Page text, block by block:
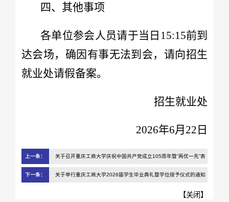
四、其他事项
各单位参会人员请于当日15:15前到
达会场，确因有事无法到会，请向招生
就业处请假备案。
招生就业处
2026年6月22日
上一条： 关于召开重庆工商大学庆祝中国共产党成立105周年暨“两优一先”表
彰会的通知
下一条： 关于举行重庆工商大学2026届学生毕业典礼暨学位授予仪式的通知
【关闭】